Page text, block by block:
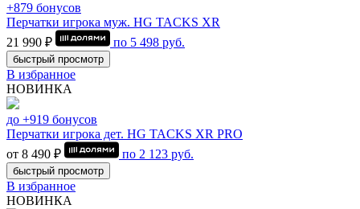
+879 бонусов
Перчатки игрока муж. HG TACKS XR
21 990 ₽
по 5 498 руб.
быстрый просмотр
В избранное
НОВИНКА
до +919 бонусов
Перчатки игрока дет. HG TACKS XR PRO
от 8 490 ₽
по 2 123 руб.
быстрый просмотр
В избранное
НОВИНКА